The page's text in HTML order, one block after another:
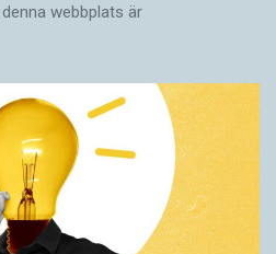
webbplats är